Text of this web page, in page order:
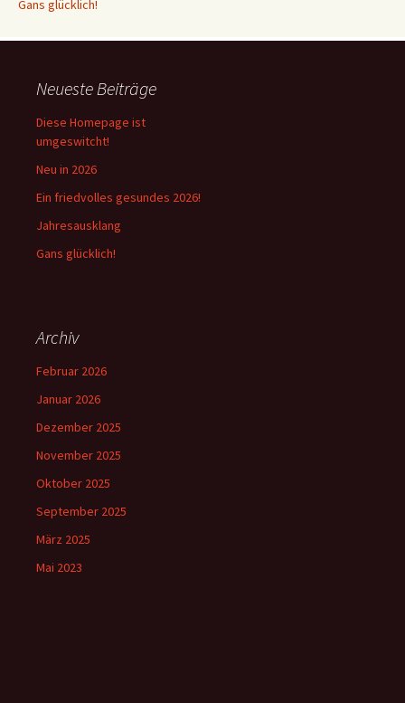
Gans glücklich!
Neueste Beiträge
Diese Homepage ist
umgeswitcht!
Neu in 2026
Ein friedvolles gesundes 2026!
Jahresausklang
Gans glücklich!
Archiv
Februar 2026
Januar 2026
Dezember 2025
November 2025
Oktober 2025
September 2025
März 2025
Mai 2023